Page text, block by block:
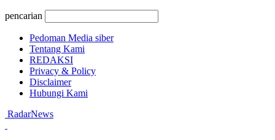
pencarian
Pedoman Media siber
Tentang Kami
REDAKSI
Privacy & Policy
Disclaimer
Hubungi Kami
RadarNews